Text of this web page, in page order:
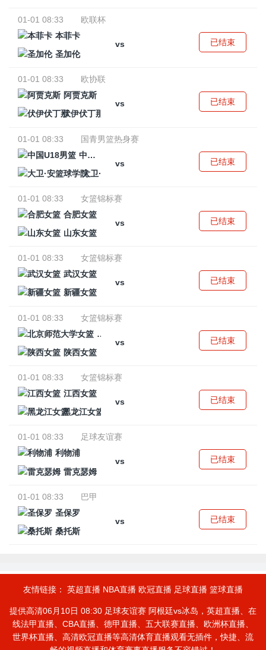
01-01 08:33
欧联杯
本菲卡
vs
圣加伦
已结束
01-01 08:33
欧协联
阿贾克斯
vs
伏伊伏丁那
已结束
01-01 08:33
国青男篮热身赛
中国U18男篮
vs
大卫·安篮球学院
已结束
01-01 08:33
女篮锦标赛
合肥女篮
vs
山东女篮
已结束
01-01 08:33
女篮锦标赛
武汉女篮
vs
新疆女篮
已结束
01-01 08:33
女篮锦标赛
北京师范大学女篮
vs
陕西女篮
已结束
01-01 08:33
女篮锦标赛
江西女篮
vs
黑龙江女篮
已结束
01-01 08:33
足球友谊赛
利物浦
vs
雷克瑟姆
已结束
01-01 08:33
巴甲
圣保罗
vs
桑托斯
已结束
友情链接： 英超直播 NBA直播 欧冠直播 足球直播 篮球直播
提供高清06月10日 08:30 足球友谊赛 阿根廷vs冰岛，英超直播、在
线法甲直播、CBA直播、德甲直播、五大联赛直播、欧洲杯直播、
世界杯直播、高清欧冠直播等高清体育直播观看无插件，快捷、流